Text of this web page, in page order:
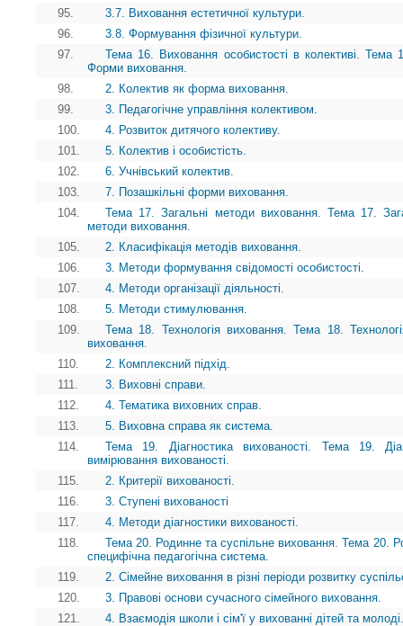
95.
3.7. Виховання естетичної культури.
96.
3.8. Формування фізичної культури.
97.
Тема 16. Виховання особистості в колективі. Тема
Форми виховання.
98.
2. Колектив як форма виховання.
99.
3. Педагогічне управління колективом.
100.
4. Розвиток дитячого колективу.
101.
5. Колектив і особистість.
102.
6. Учнівський колектив.
103.
7. Позашкільні форми виховання.
104.
Тема 17. Загальні методи виховання. Тема 17.
методи виховання.
105.
2. Класифікація методів виховання.
106.
3. Методи формування свідомості особистості.
107.
4. Методи організації діяльності.
108.
5. Методи стимулювання.
109.
Тема 18. Технологія виховання. Тема 18.
виховання.
110.
2. Комплексний підхід.
111.
3. Виховні справи.
112.
4. Тематика виховних справ.
113.
5. Виховна справа як система.
114.
Тема 19. Діагностика вихованості. Тема 19.
вимірювання вихованості.
115.
2. Критерії вихованості.
116.
3. Ступені вихованості
117.
4. Методи діагностики вихованості.
118.
Тема 20. Родинне та суспільне виховання. Тема 20.
специфічна педагогічна система.
119.
2. Сімейне виховання в різні періоди розвитку
120.
3. Правові основи сучасного сімейного виховання.
121.
4. Взаємодія школи і сім'ї у вихованні дітей та молоді.